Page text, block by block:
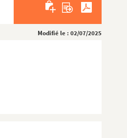
Modifié le : 02/07/2025